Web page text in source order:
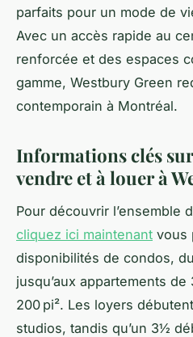
parfaits pour un mode de
Avec un accès rapide au
renforcée et des espaces
gamme, Westbury Green
contemporain à Montréal.
Informations clés
vendre et à louer à
Pour découvrir l’ensemble
cliquez ici maintenant vous
disponibilités de condos,
jusqu’aux appartements
200 pi². Les loyers
studios, tandis qu’un 3½